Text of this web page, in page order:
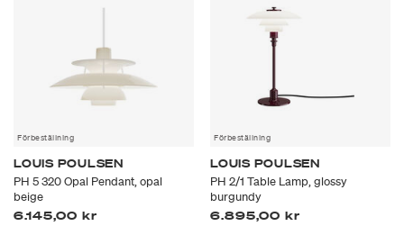
Förbeställning
LOUIS POULSEN
PH 5 320 Opal Pendant, opal
beige
6.145,00 kr
Förbeställning
LOUIS POULSEN
PH 2/1 Table Lamp, glossy
burgundy
6.895,00 kr